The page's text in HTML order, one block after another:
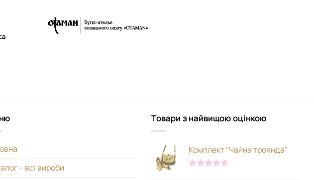
– всі вироби
Товари з найвищою оцінкою
Комплект "Чайна троянда"